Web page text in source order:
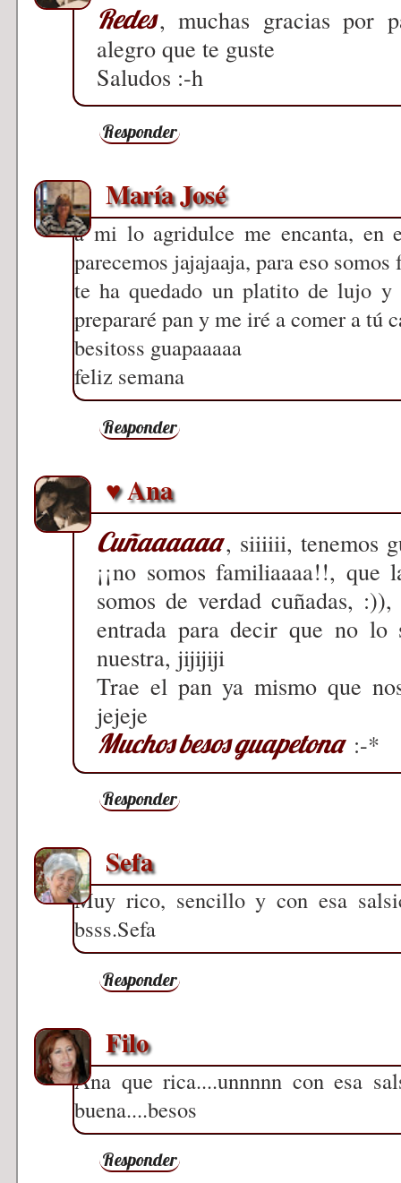
Redes, muchas gracias por
alegro que te guste
Saludos :-h
Responder
María José
a mi lo agridulce me encanta, en
parecemos jajajaaja, para eso
te ha quedado un platito de lujo
prepararé pan y me iré a comer a tú
besitoss guapaaaaa
feliz semana
Responder
♥ Ana
Cuñaaaaaa, siiiiii, tenemos
¡¡no somos familiaaaa!!, que
somos de verdad cuñadas,
entrada para decir que no lo
nuestra, jijijiji
Trae el pan ya mismo que
jejeje
Muchos besos guapetona :-*
Responder
Sefa
Muy rico, sencillo y con esa
bsss.Sefa
Responder
Filo
Ana que rica....unnnnn con esa
buena....besos
Responder